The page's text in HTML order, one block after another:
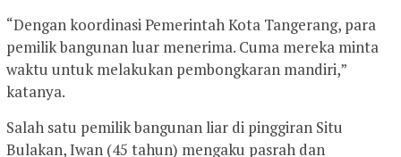
“Dengan koordinasi Pemerintah Kota Tangerang, para
pemilik bangunan luar menerima. Cuma mereka minta
waktu untuk melakukan pembongkaran mandiri,”
katanya.
Salah satu pemilik bangunan liar di pinggiran Situ
Bulakan, Iwan (45 tahun) mengaku pasrah dan